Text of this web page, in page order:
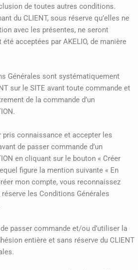
de toutes autres conditions.
du CLIENT, sous réserve qu’elles ne
avec les présentes, ne seront
acceptées par AKELIO, de manière
Générales sont systématiquement
sur le SITE avant toute commande et
de la commande d’un
pris connaissance et accepter les
de passer commande d’un
en cliquant sur le bouton « Créer
figure la mention suivante « En
mon compte, vous reconnaissez
les Conditions Générales
passer commande et/ou d’utiliser la
entière et sans réserve du CLIENT